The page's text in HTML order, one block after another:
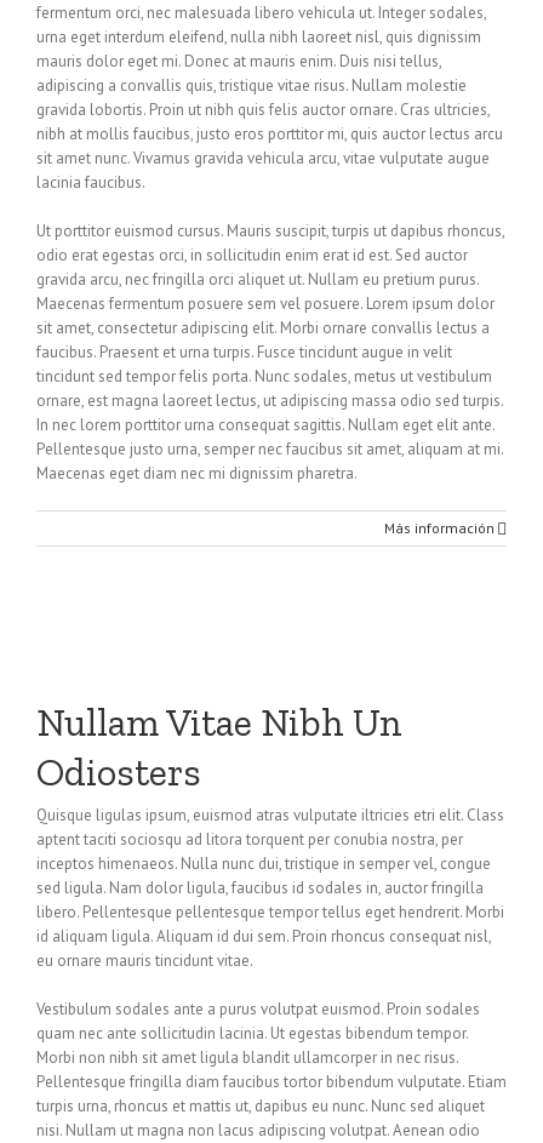
fermentum orci, nec malesuada libero vehicula ut. Integer sodales,
urna eget interdum eleifend, nulla nibh laoreet nisl, quis dignissim
mauris dolor eget mi. Donec at mauris enim. Duis nisi tellus,
adipiscing a convallis quis, tristique vitae risus. Nullam molestie
gravida lobortis. Proin ut nibh quis felis auctor ornare. Cras ultricies,
nibh at mollis faucibus, justo eros porttitor mi, quis auctor lectus arcu
sit amet nunc. Vivamus gravida vehicula arcu, vitae vulputate augue
lacinia faucibus.
Ut porttitor euismod cursus. Mauris suscipit, turpis ut dapibus rhoncus,
odio erat egestas orci, in sollicitudin enim erat id est. Sed auctor
gravida arcu, nec fringilla orci aliquet ut. Nullam eu pretium purus.
Maecenas fermentum posuere sem vel posuere. Lorem ipsum dolor
sit amet, consectetur adipiscing elit. Morbi ornare convallis lectus a
faucibus. Praesent et urna turpis. Fusce tincidunt augue in velit
tincidunt sed tempor felis porta. Nunc sodales, metus ut vestibulum
ornare, est magna laoreet lectus, ut adipiscing massa odio sed turpis.
In nec lorem porttitor urna consequat sagittis. Nullam eget elit ante.
Pellentesque justo urna, semper nec faucibus sit amet, aliquam at mi.
Maecenas eget diam nec mi dignissim pharetra.
Más información
Nullam Vitae Nibh Un
Odiosters
Quisque ligulas ipsum, euismod atras vulputate iltricies etri elit. Class
aptent taciti sociosqu ad litora torquent per conubia nostra, per
inceptos himenaeos. Nulla nunc dui, tristique in semper vel, congue
sed ligula. Nam dolor ligula, faucibus id sodales in, auctor fringilla
libero. Pellentesque pellentesque tempor tellus eget hendrerit. Morbi
id aliquam ligula. Aliquam id dui sem. Proin rhoncus consequat nisl,
eu ornare mauris tincidunt vitae.
Vestibulum sodales ante a purus volutpat euismod. Proin sodales
quam nec ante sollicitudin lacinia. Ut egestas bibendum tempor.
Morbi non nibh sit amet ligula blandit ullamcorper in nec risus.
Pellentesque fringilla diam faucibus tortor bibendum vulputate. Etiam
turpis urna, rhoncus et mattis ut, dapibus eu nunc. Nunc sed aliquet
nisi. Nullam ut magna non lacus adipiscing volutpat. Aenean odio